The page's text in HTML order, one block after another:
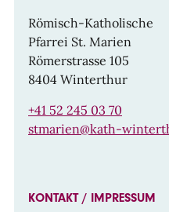
Römisch-Katholische
Pfarrei St. Marien
Römerstrasse 105
8404 Winterthur
+41 52 245 03 70
stmarien@kath-
KONTAKT / IMPRESSUM